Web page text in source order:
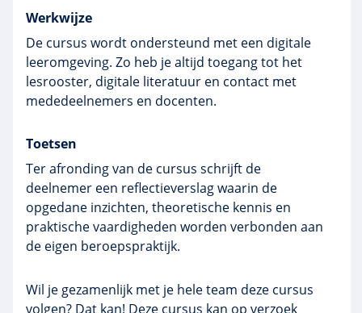
Werkwijze
De cursus wordt ondersteund met een digitale
leeromgeving. Zo heb je altijd toegang tot het
lesrooster, digitale literatuur en contact met
mededeelnemers en docenten.
Toetsen
Ter afronding van de cursus schrijft de
deelnemer een reflectieverslag waarin de
opgedane inzichten, theoretische kennis en
praktische vaardigheden worden verbonden aan
de eigen beroepspraktijk.
Wil je gezamenlijk met je hele team deze cursus
volgen? Dat kan! Deze cursus kan op verzoek